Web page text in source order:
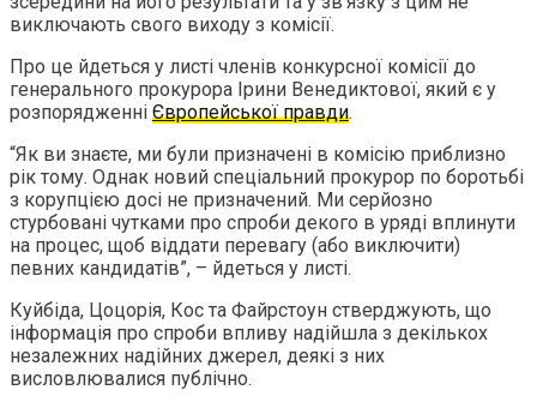
виключають свого виходу з комісії.
Про це йдеться у листі членів конкурсної комісії до
генерального прокурора Ірини Венедиктової, який є у
розпорядженні Європейської правди.
“Як ви знаєте, ми були призначені в комісію приблизно
рік тому. Однак новий спеціальний прокурор по боротьбі
з корупцією досі не призначений. Ми серйозно
стурбовані чутками про спроби декого в уряді вплинути
на процес, щоб віддати перевагу (або виключити)
певних кандидатів”, – йдеться у листі.
Куйбіда, Цоцорія, Кос та Файрстоун стверджують, що
інформація про спроби впливу надійшла з декількох
незалежних надійних джерел, деякі з них
висловлювалися публічно.